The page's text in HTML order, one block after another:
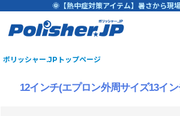
🌞【熱中症対策アイテム】暑さから現
ポリッシャー.JPトップページ
12インチ(エプロン外周サイズ13イ